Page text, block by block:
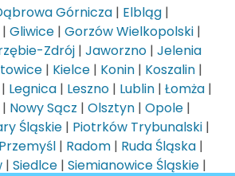
Górnicza | Elbląg |
| Gliwice | Gorzów Wielkopolski |
Zdrój | Jaworzno | Jelenia
| Kielce | Konin | Koszalin |
| Legnica | Leszno | Lublin | Łomża |
| Nowy Sącz | Olsztyn | Opole |
Śląskie | Piotrków Trybunalski |
Przemyśl | Radom | Ruda Śląska |
| Siedlce | Siemianowice Śląskie |